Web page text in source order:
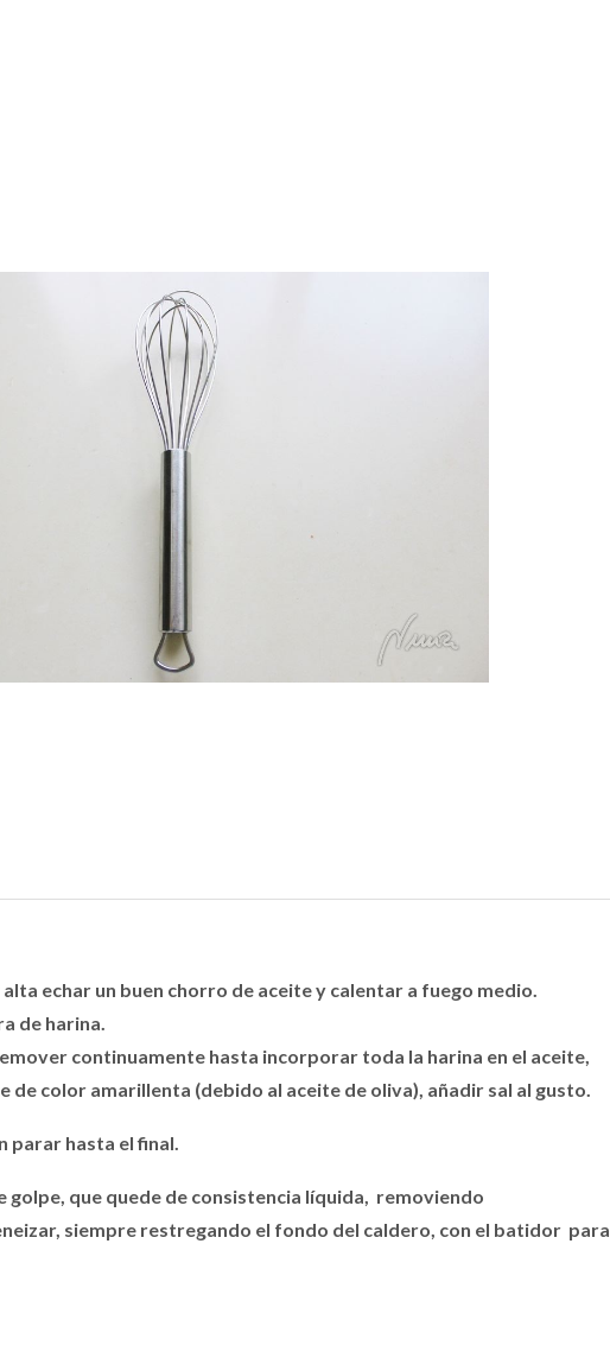
alta echar un buen chorro de aceite y calentar a fuego medio.
de harina.
continuamente hasta incorporar toda la harina en el aceite,
de color amarillenta (debido al aceite de oliva), añadir sal al gusto.
parar hasta el final.
golpe, que quede de consistencia líquida, removiendo
siempre restregando el fondo del caldero, con el batidor para